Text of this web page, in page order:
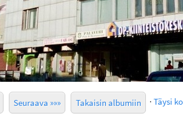
Seuraava »»» Takaisin albumiin · Täysi